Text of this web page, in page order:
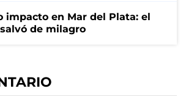
impacto en Mar del Plata: el
de milagro